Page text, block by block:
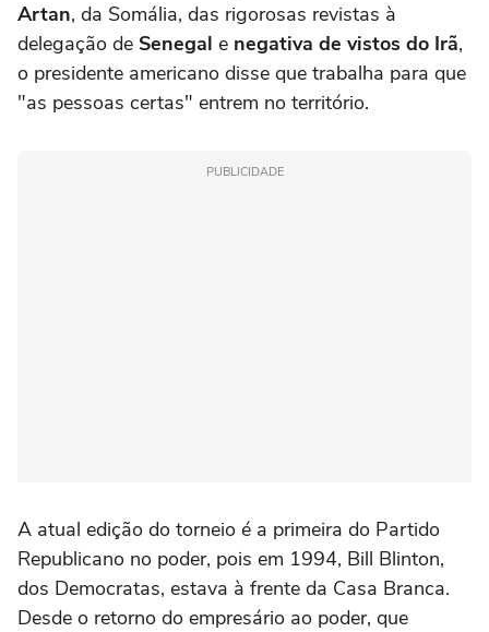
Artan, da Somália, das rigorosas revistas à
delegação de Senegal e negativa de vistos do Irã,
o presidente americano disse que trabalha para que
"as pessoas certas" entrem no território.
PUBLICIDADE
A atual edição do torneio é a primeira do Partido
Republicano no poder, pois em 1994, Bill Blinton,
dos Democratas, estava à frente da Casa Branca.
Desde o retorno do empresário ao poder, que